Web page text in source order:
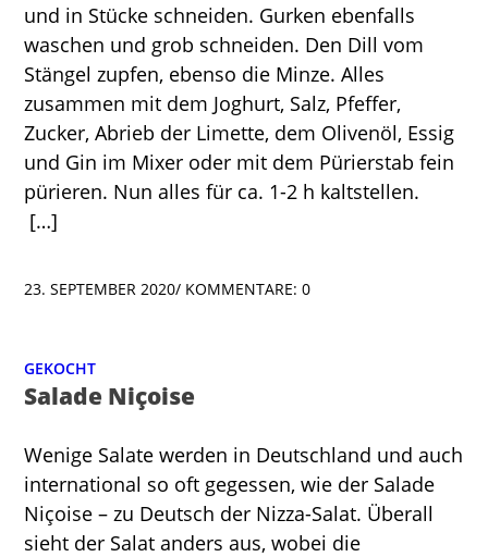
und in Stücke schneiden. Gurken ebenfalls
waschen und grob schneiden. Den Dill vom
Stängel zupfen, ebenso die Minze. Alles
zusammen mit dem Joghurt, Salz, Pfeffer,
Zucker, Abrieb der Limette, dem Olivenöl, Essig
und Gin im Mixer oder mit dem Pürierstab fein
pürieren. Nun alles für ca. 1-2 h kaltstellen.
[…]
23. SEPTEMBER 2020/ KOMMENTARE: 0
GEKOCHT
Salade Niçoise
Wenige Salate werden in Deutschland und auch
international so oft gegessen, wie der Salade
Niçoise – zu Deutsch der Nizza-Salat. Überall
sieht der Salat anders aus, wobei die